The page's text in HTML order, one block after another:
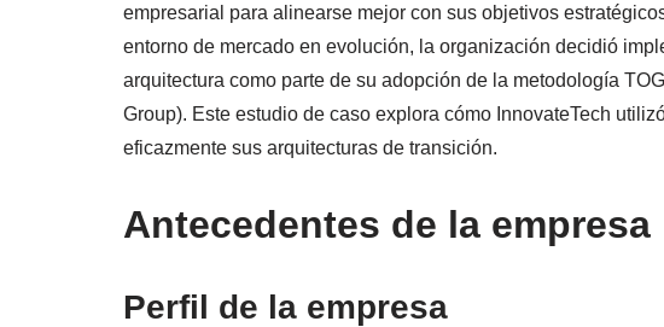
empresarial para alinearse mejor con sus objetivos
entorno de mercado en evolución, la organización decidió
arquitectura como parte de su adopción de la metodología
Group). Este estudio de caso explora cómo InnovateTech
eficazmente sus arquitecturas de transición.
Antecedentes de la empresa
Perfil de la empresa